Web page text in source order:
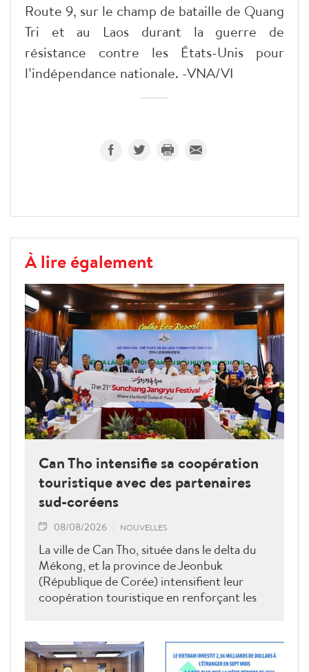
Route 9, sur le champ de bataille de Quang
Tri et au Laos durant la guerre de
résistance contre les États-Unis pour
l’indépendance nationale. -VNA/VI
À lire également
Can Tho intensifie sa coopération
touristique avec des partenaires
sud-coréens
08/08/2026 NOUVELLES
La ville de Can Tho, située dans le delta du
Mékong, et la province de Jeonbuk
(République de Corée) intensifient leur
coopération touristique en renforçant les